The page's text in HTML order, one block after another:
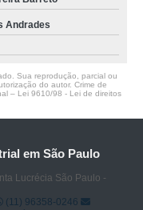
Andrades
Sua reprodução, parcial ou
do autor. Crime de
– Lei 9610/98 - Lei de direitos
em São Paulo
Lucrécia São Paulo -
(11) 96358-0246